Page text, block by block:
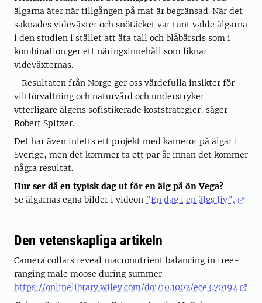
älgarna äter när tillgången på mat är begränsad. När det
saknades videväxter och snötäcket var tunt valde älgarna
i den studien i stället att äta tall och blåbärsris som i
kombination ger ett näringsinnehåll som liknar
videväxternas.
- Resultaten från Norge ger oss värdefulla insikter för
viltförvaltning och naturvård och understryker
ytterligare älgens sofistikerade koststrategier, säger
Robert Spitzer.
Det har även inletts ett projekt med kameror på älgar i
Sverige, men det kommer ta ett par år innan det kommer
några resultat.
Hur ser då en typisk dag ut för en älg på ön Vega?
Se älgarnas egna bilder i videon ”En dag i en älgs liv”.
Den vetenskapliga artikeln
Camera collars reveal macronutrient balancing in free-
ranging male moose during summer
https://onlinelibrary.wiley.com/doi/10.1002/ece3.70192